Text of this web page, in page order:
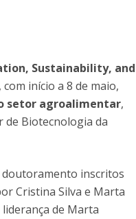
para Materiais &
Sustainability, and
com início a 8 de maio,
setor agroalimentar,
de Biotecnologia da
doutoramento inscritos
Cristina Silva e Marta
de Marta